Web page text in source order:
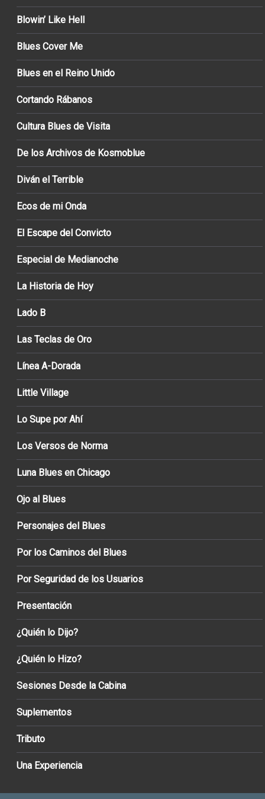
Blowin’ Like Hell
Blues Cover Me
Blues en el Reino Unido
Cortando Rábanos
Cultura Blues de Visita
De los Archivos de Kosmoblue
Diván el Terrible
Ecos de mi Onda
El Escape del Convicto
Especial de Medianoche
La Historia de Hoy
Lado B
Las Teclas de Oro
Línea A-Dorada
Little Village
Lo Supe por Ahí
Los Versos de Norma
Luna Blues en Chicago
Ojo al Blues
Personajes del Blues
Por los Caminos del Blues
Por Seguridad de los Usuarios
Presentación
¿Quién lo Dijo?
¿Quién lo Hizo?
Sesiones Desde la Cabina
Suplementos
Tributo
Una Experiencia